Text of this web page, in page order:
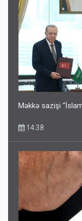
Məkkə sazişi
14:38